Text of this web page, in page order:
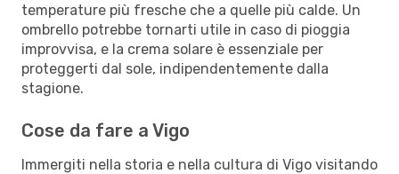
temperature più fresche che a quelle più calde. Un
ombrello potrebbe tornarti utile in caso di pioggia
improvvisa, e la crema solare è essenziale per
proteggerti dal sole, indipendentemente dalla
stagione.
Cose da fare a Vigo
Immergiti nella storia e nella cultura di Vigo visitando